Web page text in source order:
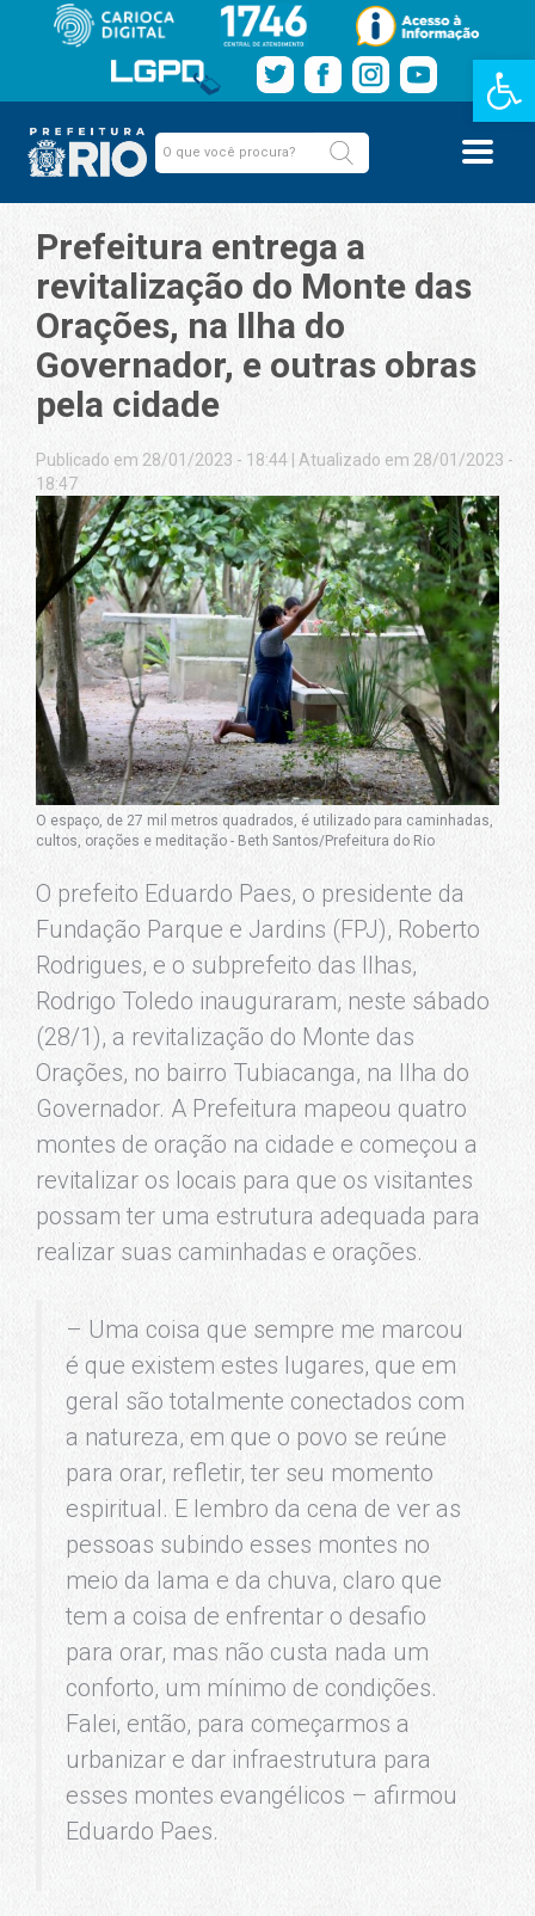
Barra de
Prefeitura entrega a
revitalização do Monte das
Orações, na Ilha do
Governador, e outras obras
pela cidade
Publicado em 28/01/2023 - 18:44
Atualizado em 28/01/2023 -
18:47
O espaço, de 27 mil metros quadrados, é utilizado para caminhadas,
cultos, orações e meditação - Beth Santos/Prefeitura do Rio
O prefeito Eduardo Paes, o presidente da
Fundação Parque e Jardins (FPJ), Roberto
Rodrigues, e o subprefeito das Ilhas,
Rodrigo Toledo inauguraram, neste sábado
(28/1), a revitalização do Monte das
Orações, no bairro Tubiacanga, na Ilha do
Governador. A Prefeitura mapeou quatro
montes de oração na cidade e começou a
revitalizar os locais para que os visitantes
possam ter uma estrutura adequada para
realizar suas caminhadas e orações.
– Uma coisa que sempre me marcou
é que existem estes lugares, que em
geral são totalmente conectados com
a natureza, em que o povo se reúne
para orar, refletir, ter seu momento
espiritual. E lembro da cena de ver as
pessoas subindo esses montes no
meio da lama e da chuva, claro que
tem a coisa de enfrentar o desafio
para orar, mas não custa nada um
conforto, um mínimo de condições.
Falei, então, para começarmos a
urbanizar e dar infraestrutura para
esses montes evangélicos – afirmou
Eduardo Paes.